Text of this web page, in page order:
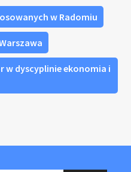
w Radomiu
dyscyplinie ekonomia i